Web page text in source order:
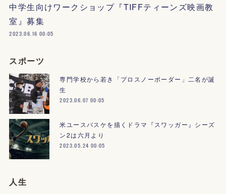
中学生向けワークショップ『TIFFティーンズ映画教
室』募集
2023.06.16 00:05
スポーツ
専門学校から若き「プロスノーボーダー」二名が誕
生
2023.06.07 00:05
米ユースバスケを描くドラマ『スワッガー』シーズ
ン2は六月より
2023.05.24 00:05
人生